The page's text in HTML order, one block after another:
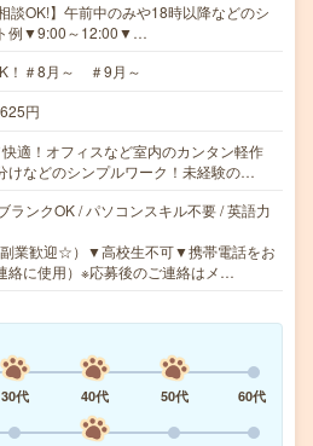
談OK!】午前中のみや18時以降などのシ
例▼9:00～12:00▼…
！＃8月～ ＃9月～
円
適！オフィスなど室内のカンタン軽作
けなどのシンプルワーク！未経験の…
ランクOK / パソコンスキル不要 / 英語力
業歓迎☆）▼高校生不可▼携帯電話をお
絡に使用）※応募後のご連絡はメ…
30代 40代 50代
60代